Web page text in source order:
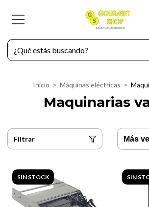
Inicio > Máquinas eléctricas >
Maquinarias
Filtrar
SIN STOCK SIN